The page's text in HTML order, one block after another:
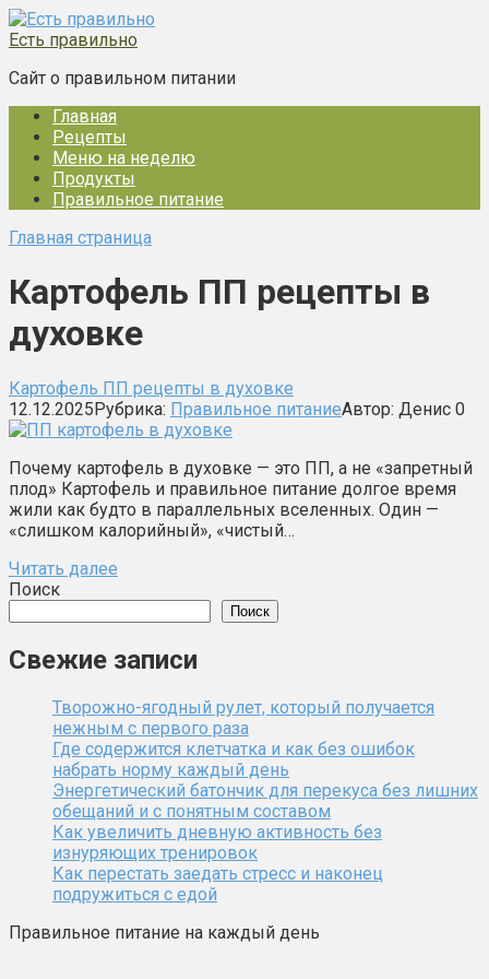
Перейти
к
Есть правильно
Сайт о правильном питании
Главная
Рецепты
Меню на неделю
Продукты
Правильное питание
Главная страница
Картофель ПП рецепты в
духовке
Картофель ПП рецепты в духовке
12.12.2025Рубрика: Правильное питаниеАвтор: Денис 0
Почему картофель в духовке — это ПП, а не «запретный
плод» Картофель и правильное питание долгое время
жили как будто в параллельных вселенных. Один —
«слишком калорийный», «чистый…
Читать далее
Поиск
Поиск
Свежие записи
Творожно-ягодный рулет, который получается
нежным с первого раза
Где содержится клетчатка и как без ошибок
набрать норму каждый день
Энергетический батончик для перекуса без лишних
обещаний и с понятным составом
Как увеличить дневную активность без
изнуряющих тренировок
Как перестать заедать стресс и наконец
подружиться с едой
Правильное питание на каждый день